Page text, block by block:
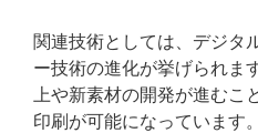
関連技術としては、デジタ
ー技術の進化が挙げられま
上や新素材の開発が進むこ
印刷が可能になっています